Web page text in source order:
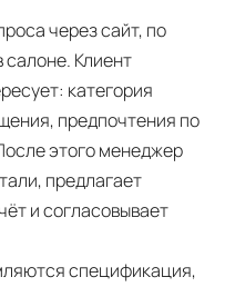
через сайт, по
Клиент
категория
предпочтения по
этого менеджер
предлагает
и согласовывает
спецификация,